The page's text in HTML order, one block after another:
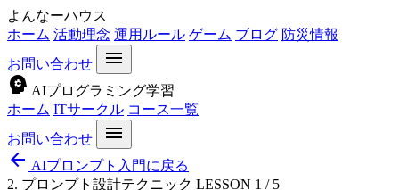
よんなーハウス
ホーム 活動理念 運用ルール ゲーム ブログ 防災情報
お問い合わせ
menu
psychology AIプログラミング学習
ホーム ITサークル コース一覧
お問い合わせ
menu
arrow_back AIプロンプト入門に戻る
2. プロンプト設計テクニック LESSON 1 / 5